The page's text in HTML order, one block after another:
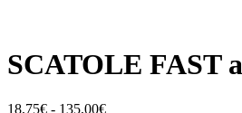
SCATOLE FAST
18,75€ - 135,00€Fascia